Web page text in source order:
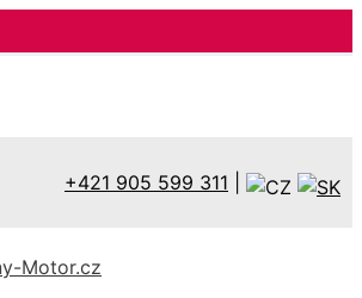
+421 905 599 311